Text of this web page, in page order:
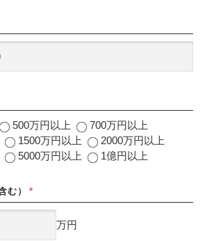
500万円以上
700万円以上
1500万円以上
2000万円以上
5000万円以上 1億円以上
む） *
万円